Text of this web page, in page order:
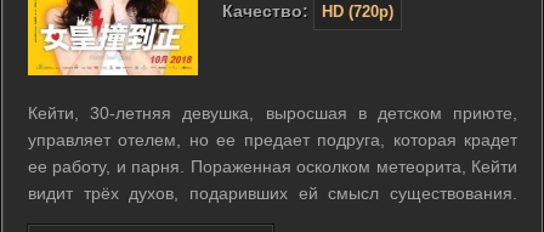
Качество:
HD (720p)
Кейти, 30-летняя девушка, выросшая в детском приюте,
управляет отелем, но ее предает подруга, которая крадет
ее работу, и парня. Пораженная осколком метеорита, Кейти
видит трёх духов, подаривших ей смысл существования.
Она открывает свой собственный тематический отель и